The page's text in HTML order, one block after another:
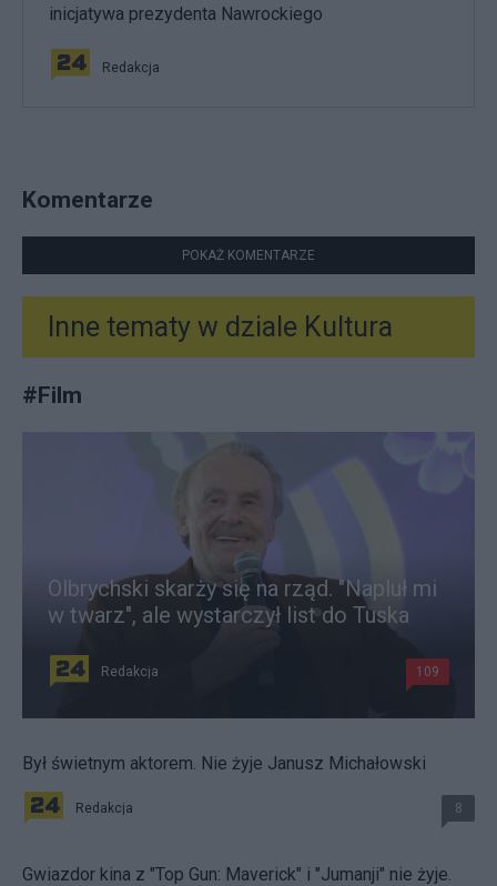
inicjatywa prezydenta Nawrockiego
Redakcja
Komentarze
POKAŻ KOMENTARZE
Inne tematy w dziale Kultura
#Film
Olbrychski skarży się na rząd. "Napluł mi
w twarz", ale wystarczył list do Tuska
Redakcja 109
Był świetnym aktorem. Nie żyje Janusz Michałowski
Redakcja 8
Gwiazdor kina z "Top Gun: Maverick" i "Jumanji" nie żyje.